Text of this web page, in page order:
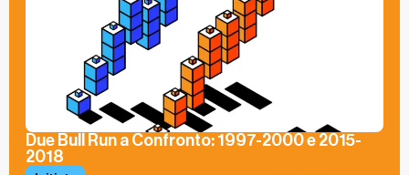
Due Bull Run a Confronto: 1997-2000 e 2015-
2018